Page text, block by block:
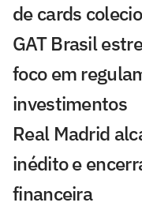
de cards
GAT Brasil
foco em
investimentos
Real Madrid
inédito e
financeira